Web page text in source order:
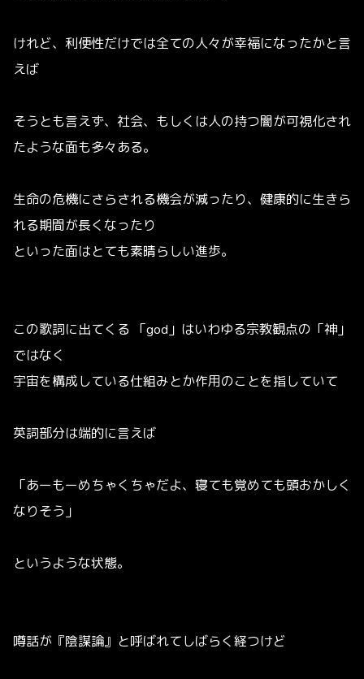
けれど、利便性だけでは全ての人々が幸福になったかと言
えば
そうとも言えず、社会、もしくは人の持つ闇が可視化され
たような面も多々ある。
生命の危機にさらされる機会が減ったり、健康的に生きら
れる期間が長くなったり
といった面はとても素晴らしい進歩。
この歌詞に出てくる 「god」はいわゆる宗教観点の「神」
ではなく
宇宙を構成している仕組みとか作用のことを指していて
英詞部分は端的に言えば
「あーもーめちゃくちゃだよ、寝ても覚めても頭おかしく
なりそう」
というような状態。
噂話が『陰謀論』と呼ばれてしばらく経つけど